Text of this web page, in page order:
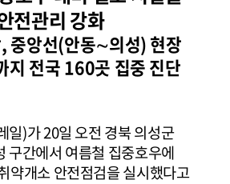
전관리 강화
중앙선(안동∼의성) 현장
전국 160곳 집중 진단
일)가 20일 오전 경북 의성군
구간에서 여름철 집중호우에
약개소 안전점검을 실시했다고